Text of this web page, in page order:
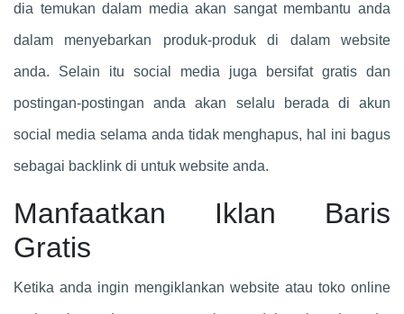
dia temukan dalam media akan sangat membantu anda
dalam menyebarkan produk-produk di dalam website
anda. Selain itu social media juga bersifat gratis dan
postingan-postingan anda akan selalu berada di akun
social media selama anda tidak menghapus, hal ini bagus
sebagai backlink di untuk website anda.
Manfaatkan Iklan Baris
Gratis
Ketika anda ingin mengiklankan website atau toko online